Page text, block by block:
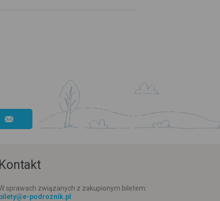
Kontakt
sprawach związanych z zakupionym biletem:
bilety@e-podroznik.pl